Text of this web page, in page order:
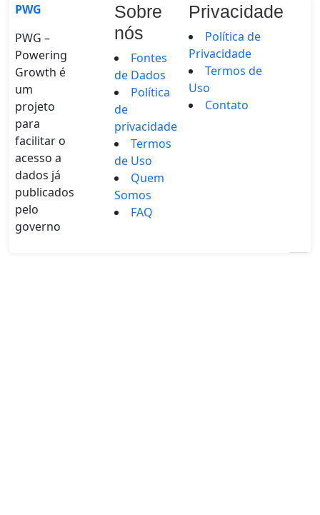
PWG
PWG –
Powering
Growth é
um
projeto
para
facilitar o
acesso a
dados já
publicados
pelo
governo
Sobre
nós
Fontes
de Dados
Política
de
privacidade
Termos
de Uso
Quem
Somos
FAQ
Privacidade
Política de
Privacidade
Termos de
Uso
Contato